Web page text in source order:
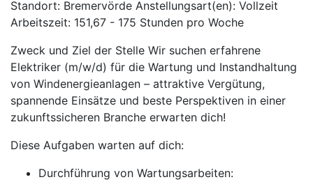
Standort: Bremervörde Anstellungsart(en): Vollzeit
Arbeitszeit: 151,67 - 175 Stunden pro Woche
Zweck und Ziel der Stelle Wir suchen erfahrene
Elektriker (m/w/d) für die Wartung und Instandhaltung
von Windenergieanlagen – attraktive Vergütung,
spannende Einsätze und beste Perspektiven in einer
zukunftssicheren Branche erwarten dich!
Diese Aufgaben warten auf dich:
Durchführung von Wartungsarbeiten: